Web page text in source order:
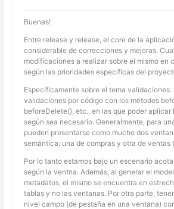
Buenas!
Entre release y release, el core de la
considerable de correcciones y mejoras.
modificaciones a realizar sobre el mismo en
según las prioridades específicas del
Específicamente sobre el tema validaciones:
validaciones por código con los métodos
beforeDelete(), etc., en las que poder
según sea necesario. Generalmente, para
pueden presentarse como mucho dos
semántica: una de compras y otra de ventas
Por lo tanto estamos bajo un escenario
según la ventna. Además, al generar el
metadatos, el mismo se encuentra en
tablas y no las ventanas. Por otra parte,
nivel campo (de pestaña en una ventana)